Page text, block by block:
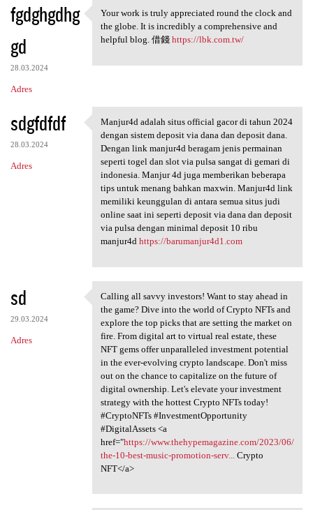
fgdghgdhg
gd
28.03.2024
Adres
Your work is truly
Your work is truly appreciated round the clock and
the globe. It is incredibly a comprehensive and
helpful blog. 借錢 https://lbk.com.tw/
sdgfdfdf
28.03.2024
Adres
Manjur4d adalah situs
Manjur4d adalah situs official gacor di tahun 2024
dengan sistem deposit via dana dan deposit dana.
Dengan link manjur4d beragam jenis permainan
seperti togel dan slot via pulsa sangat di gemari di
indonesia. Manjur 4d juga memberikan beberapa
tips untuk menang bahkan maxwin. Manjur4d link
memiliki keunggulan di antara semua situs judi
online saat ini seperti deposit via dana dan deposit
via pulsa dengan minimal deposit 10 ribu
manjur4d https://barumanjur4d1.com
sd
29.03.2024
Adres
Calling all savvy investors!
Calling all savvy investors! Want to stay ahead in
the game? Dive into the world of Crypto NFTs and
explore the top picks that are setting the market on
fire. From digital art to virtual real estate, these
NFT gems offer unparalleled investment potential
in the ever-evolving crypto landscape. Don't miss
out on the chance to capitalize on the future of
digital ownership. Let's elevate your investment
strategy with the hottest Crypto NFTs today!
#CryptoNFTs #InvestmentOpportunity
#DigitalAssets <a
href="https://www.thehypemagazine.com/2023/06/
the-10-best-music-promotion-serv...
Crypto
NFT</a>